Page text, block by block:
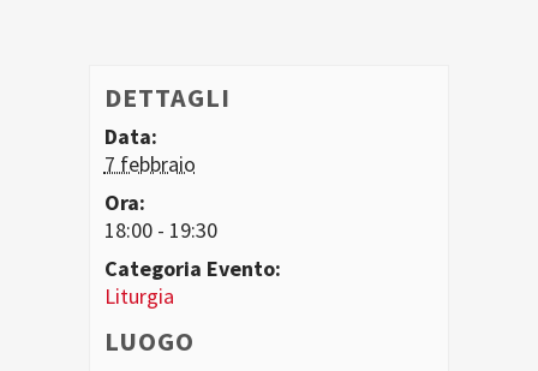
DETTAGLI
Data:
7 febbraio
Ora:
18:00 - 19:30
Categoria Evento:
Liturgia
LUOGO